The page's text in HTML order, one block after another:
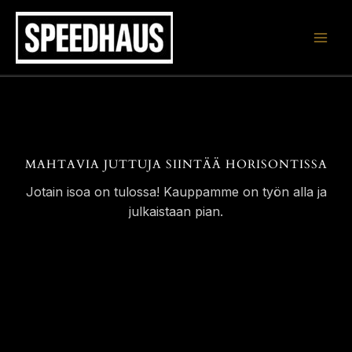
Siirry
sisältöön
MAHTAVIA JUTTUJA SIINTÄÄ HORISONTISSA
Jotain isoa on tulossa! Kauppamme on työn alla ja
julkaistaan pian.